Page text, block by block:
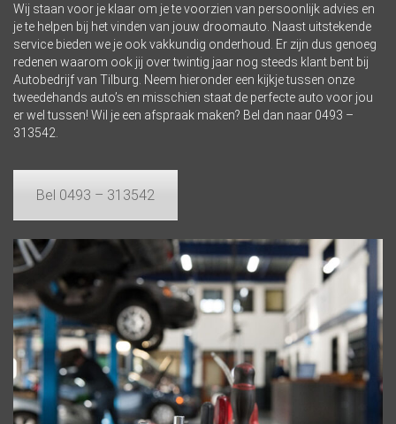
Wij staan voor je klaar om je te voorzien van persoonlijk advies en
je te helpen bij het vinden van jouw droomauto. Naast uitstekende
service bieden we je ook vakkundig onderhoud. Er zijn dus genoeg
redenen waarom ook jij over twintig jaar nog steeds klant bent bij
Autobedrijf van Tilburg. Neem hieronder een kijkje tussen onze
tweedehands auto’s en misschien staat de perfecte auto voor jou
er wel tussen! Wil je een afspraak maken? Bel dan naar 0493 –
313542
Bel 0493 – 313542